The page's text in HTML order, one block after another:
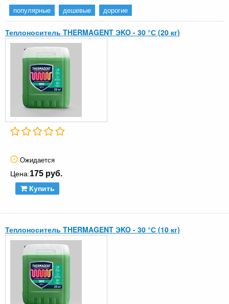
популярные дешевые дорогие
Теплоноситель THERMAGENT ЭKO - 30 °С (20 кг)
Ожидается
Цена:175 руб.
Купить
Теплоноситель THERMAGENT ЭKO - 30 °С (10 кг)